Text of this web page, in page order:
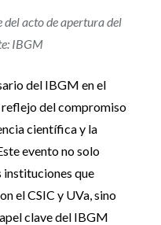
acto de apertura del
IBGM
del IBGM en el
reflejo del compromiso
científica y la
evento no solo
instituciones que
el CSIC y UVa, sino
clave del IBGM